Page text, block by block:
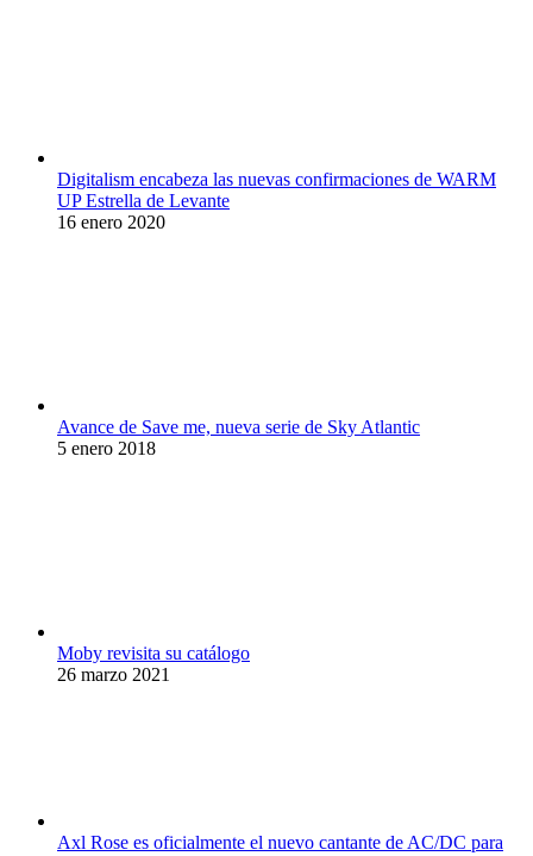
Digitalism encabeza las nuevas confirmaciones de WARM
UP Estrella de Levante
16 enero 2020
Avance de Save me, nueva serie de Sky Atlantic
5 enero 2018
Moby revisita su catálogo
26 marzo 2021
Axl Rose es oficialmente el nuevo cantante de AC/DC para